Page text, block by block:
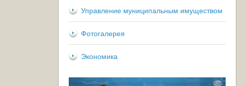
Управление муниципальным имуществом
Фотогалерея
Экономика